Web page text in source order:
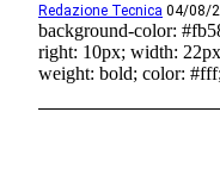
Redazione Tecnica 04/08/
background-color:
right: 10px; width:
weight: bold; color: